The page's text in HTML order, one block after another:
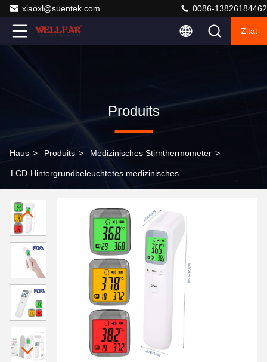
xiaoxl@suentek.com 0086-13826184462
Zitat
Produits
Haus > Produits > Medizinisches Stirnthermometer >
LCD-Hintergrundbeleuchtetes medizinisches
Oberflächentemperatur